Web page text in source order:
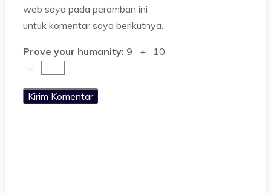
web saya pada peramban ini
untuk komentar saya berikutnya.
Prove your humanity: 9 + 10
=